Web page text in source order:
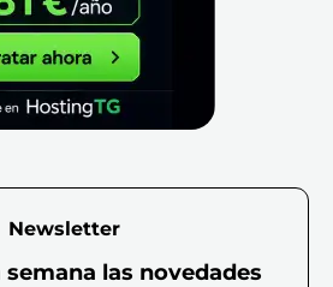
Newsletter
semana las novedades